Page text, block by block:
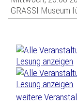
GRASSI Museum
weitere